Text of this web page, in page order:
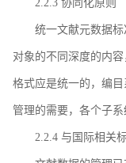
2.2.3 协同化原则
统一文献元数据
对象的不同深度的内
格式应是统一的，编
管理的需要，各个子
2.2.4 与国际相关